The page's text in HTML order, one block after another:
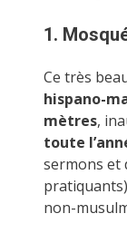
1.
Ce très
hispano-
mètres,
toute
sermons et
non-